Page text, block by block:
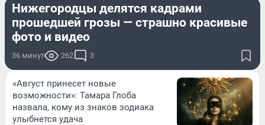
Нижегородцы делятся кадрами
прошедшей грозы — страшно красивые
фото и видео
36 минут 262 3
«Август принесет новые
возможности»: Тамара Глоба
назвала, кому из знаков зодиака
улыбнется удача